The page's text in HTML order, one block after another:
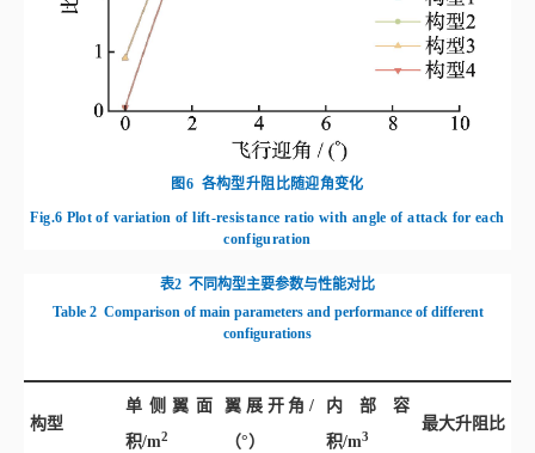
图6 各构型升阻比随迎角变化
Fig.6 Plot of variation of lift-resistance ratio with angle of attack for each
configuration
表2 不同构型主要参数与性能对比
Table 2 Comparison of main parameters and performance of different
configurations
构型
单侧翼面
积/m2
翼展开角/
（°）
内部容
积/m3
最大升阻比